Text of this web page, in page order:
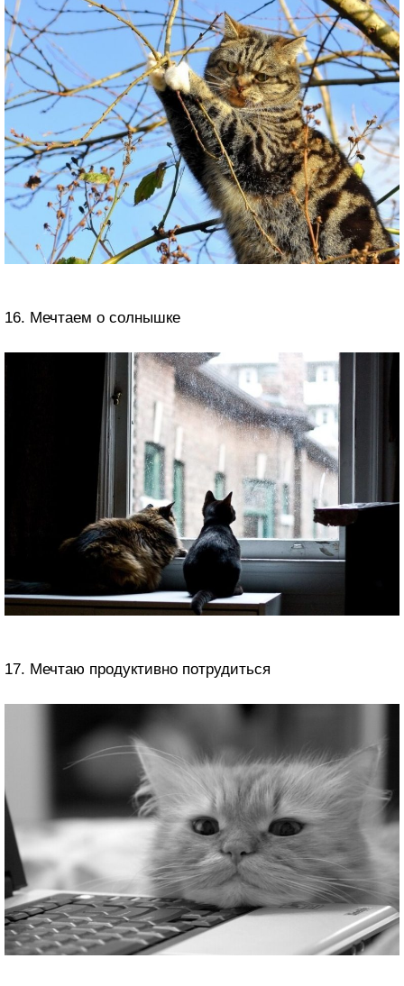
16. Мечтаем о солнышке
17. Мечтаю продуктивно потрудиться